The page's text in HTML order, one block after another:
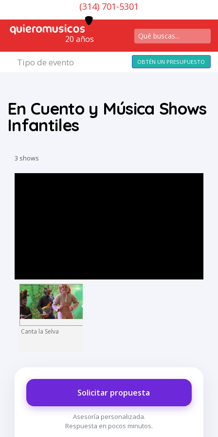
(314) 701-5301
20 años
Tipo de evento OBTÉN UN PRESUPUESTO
En Cuento y Música Shows
Infantiles
3 shows
Canta la Selva
Solicitar propuesta
Asesoría personalizada.
Respuesta en pocos minutos.